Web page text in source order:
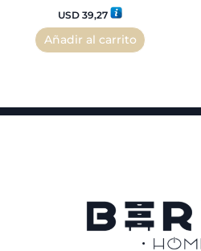
USD 39,27
Añadir al carrito